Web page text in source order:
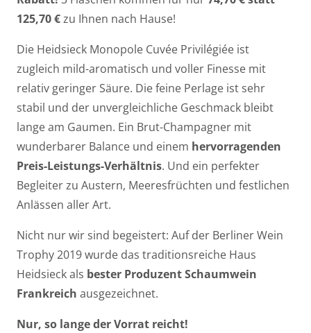
125,70 €zu Ihnen nach Hause!
Die Heidsieck Monopole Cuvée Privilégiée ist
zugleich mild-aromatisch und voller Finesse mit
relativ geringer Säure. Die feine Perlage ist sehr
stabil und der unvergleichliche Geschmack bleibt
lange am Gaumen. Ein Brut-Champagner mit
wunderbarer Balance und einem hervorragenden
Preis-Leistungs-Verhältnis. Und ein perfekter
Begleiter zu Austern, Meeresfrüchten und festlichen
Anlässen aller Art.
Nicht nur wir sind begeistert: Auf der Berliner Wein
Trophy 2019 wurde das traditionsreiche Haus
Heidsieck als bester Produzent Schaumwein
Frankreich ausgezeichnet.
Nur, so lange der Vorrat reicht!